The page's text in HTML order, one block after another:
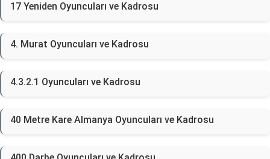
17 Yeniden Oyuncuları ve Kadrosu
4. Murat Oyuncuları ve Kadrosu
4.3.2.1 Oyuncuları ve Kadrosu
40 Metre Kare Almanya Oyuncuları ve Kadrosu